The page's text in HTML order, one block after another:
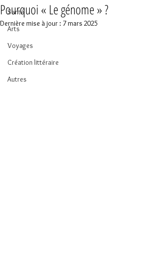
Santé
Arts
Voyages
Création littéraire
Autres
Pourquoi « Le génome » ?
Dernière mise à jour : 7 mars 2025